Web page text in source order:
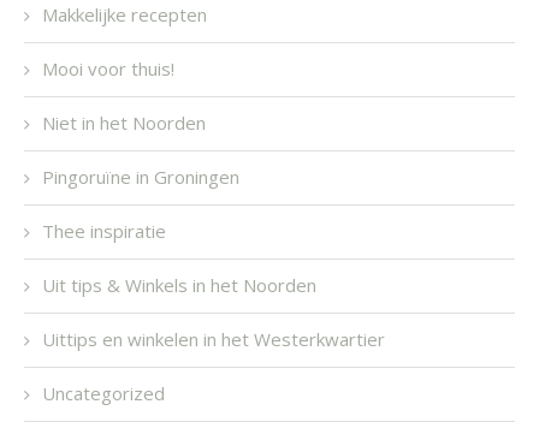
Makkelijke recepten
Mooi voor thuis!
Niet in het Noorden
Pingoruïne in Groningen
Thee inspiratie
Uit tips & Winkels in het Noorden
Uittips en winkelen in het Westerkwartier
Uncategorized